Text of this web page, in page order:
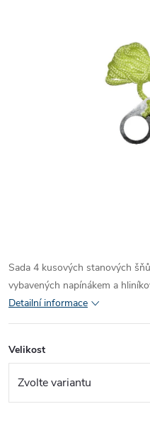
Sada 4 kusových stanových
vybavených napínákem a
Detailní informace
Velikost